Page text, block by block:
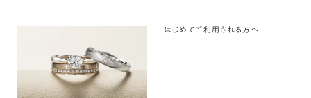
はじめてご利用される方へ